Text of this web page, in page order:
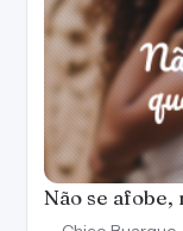
Não se afobe,